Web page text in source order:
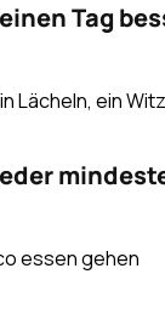
Tag
Lächeln, ein
essen gehen